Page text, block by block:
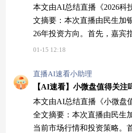
本文由AI总结直播《2026科
文摘要：本次直播由民生加
26年投资方向。首先，嘉宾
天领域潜力巨大，但需注意
物资。随后，分析了科技行
响，并推荐了民生加银专精
金。最后，提醒投资者需结
市场机遇与风险并存。 1 主
01-15 12:18
直播AI速看小助理
【AI速看】小微盘值得关注
本文由AI总结直播《小微盘
全文摘要：本次直播由民生
当前市场行情和投资策略。